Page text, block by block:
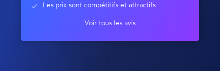
Les prix sont compétitifs et attractifs.
Voir tous les avis